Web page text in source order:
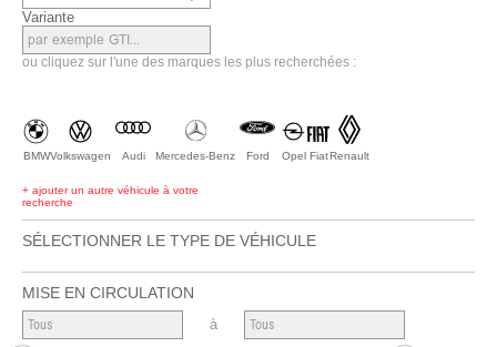
Variante
ou cliquez sur l'une des marques les plus recherchées :
BMWVolkswagen Audi Mercedes-Benz Ford Opel FiatRenault
+ ajouter un autre véhicule à votre
recherche
SÉLECTIONNER LE TYPE DE VÉHICULE
MISE EN CIRCULATION
à